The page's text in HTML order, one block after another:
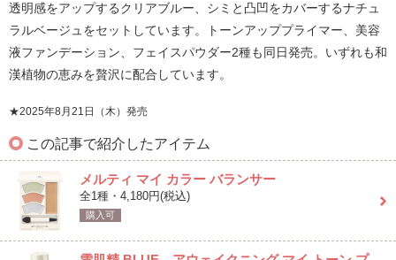
透明感をアップするクリアブルー、シミと凸凹をカバーするナチュ
ラルベージュをセットしています。トーンアッププライマー、美容
液ファンデーション、フェイスパウダー2種も同日発売。いずれも和
漢植物の恵みを贅沢に配合しています。
★2025年8月21日（木）発売
この記事で紹介したアイテム
メルティ マイ カラー バランサー
全1種・4,180円(税込)
購入可